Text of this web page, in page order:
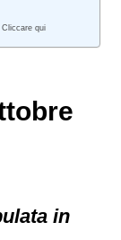
Cliccare qui
in